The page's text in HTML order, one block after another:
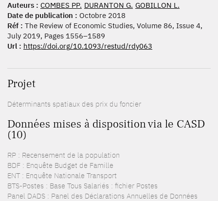
Auteurs : COMBES PP. DURANTON G. GOBILLON L.
Date de publication : Octobre 2018
Réf : The Review of Economic Studies, Volume 86, Issue 4,
July 2019, Pages 1556–1589
Url : https://doi.org/10.1093/restud/rdy063
Projet
Déterminants spatiaux des prix du foncier
Données mises à disposition via le CASD
(10)
RP : Recensement de la population
BDF : Enquête Budget de Famille
ENT : Enquête Nationale Transport
BTS-Postes : Base Tous Salariés : fichier Postes
Panel DADS : Panel des Déclarations Annuelles de Données